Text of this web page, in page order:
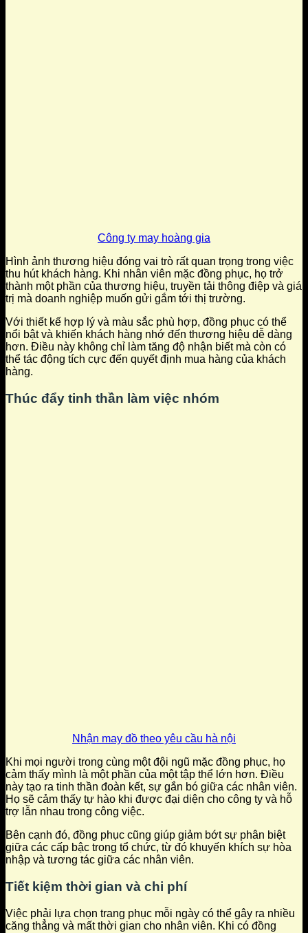
Công ty may hoàng gia
Hình ảnh thương hiệu đóng vai trò rất quan trọng trong việc
thu hút khách hàng. Khi nhân viên mặc đồng phục, họ trở
thành một phần của thương hiệu, truyền tải thông điệp và giá
trị mà doanh nghiệp muốn gửi gắm tới thị trường.
Với thiết kế hợp lý và màu sắc phù hợp, đồng phục có thể
nổi bật và khiến khách hàng nhớ đến thương hiệu dễ dàng
hơn. Điều này không chỉ làm tăng độ nhận biết mà còn có
thể tác động tích cực đến quyết định mua hàng của khách
hàng.
Thúc đẩy tinh thần làm việc nhóm
Nhận may đồ theo yêu cầu hà nội
Khi mọi người trong cùng một đội ngũ mặc đồng phục, họ
cảm thấy mình là một phần của một tập thể lớn hơn. Điều
này tạo ra tinh thần đoàn kết, sự gắn bó giữa các nhân viên.
Họ sẽ cảm thấy tự hào khi được đại diện cho công ty và hỗ
trợ lẫn nhau trong công việc.
Bên cạnh đó, đồng phục cũng giúp giảm bớt sự phân biệt
giữa các cấp bậc trong tổ chức, từ đó khuyến khích sự hòa
nhập và tương tác giữa các nhân viên.
Tiết kiệm thời gian và chi phí
Việc phải lựa chọn trang phục mỗi ngày có thể gây ra nhiều
căng thẳng và mất thời gian cho nhân viên. Khi có đồng